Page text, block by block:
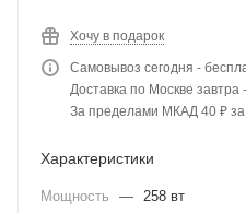
Хочу в подарок
Самовывоз сегодня -
Доставка по Москве завтра
За пределами МКАД 40 ₽ за
Характеристики
Мощность — 258 вт